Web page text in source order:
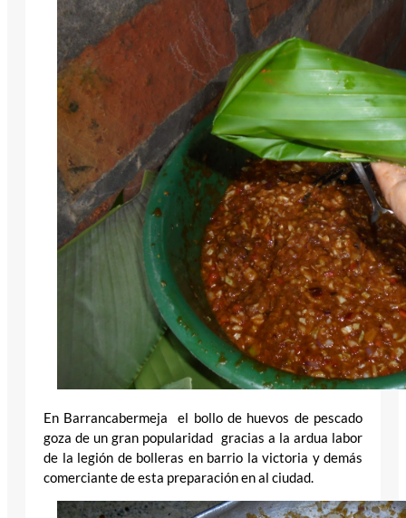
En Barrancabermeja el bollo de huevos de pescado
goza de un gran popularidad gracias a la ardua labor
de la legión de bolleras en barrio la victoria y demás
comerciante de esta preparación en al ciudad.